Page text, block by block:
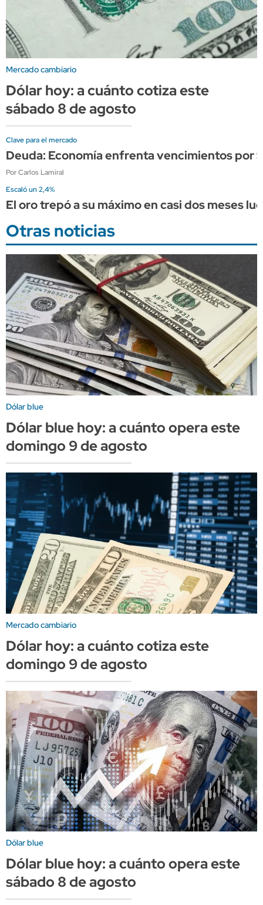
Mercado cambiario
Dólar hoy: a cuánto cotiza este
sábado 8 de agosto
Clave para el mercado
Deuda: Economía enfrenta vencimientos por
Por Carlos Lamiral
Escaló un 2,4%
El oro trepó a su máximo en casi dos meses
Otras noticias
Dólar blue
Dólar blue hoy: a cuánto opera este
domingo 9 de agosto
Mercado cambiario
Dólar hoy: a cuánto cotiza este
domingo 9 de agosto
Dólar blue
Dólar blue hoy: a cuánto opera este
sábado 8 de agosto